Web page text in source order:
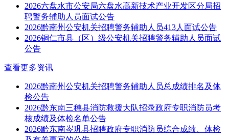
2026六盘水市公安局六盘水高新技术产业开发区分局招
聘警务辅助人员面试公告
2026黔南州公安机关招聘警务辅助人员413人面试公告
2026铜仁市县（区）级公安机关招聘警务辅助人员面试
公告
查看更多资讯
2026黔南州公安机关招聘警务辅助人员总成绩排名及体
检公告
2026黔东南三穗县消防救援大队招录政府专职消防员考
核成绩及体检名单公告
2026黔东南岑巩县招聘政府专职消防员综合成绩、体检